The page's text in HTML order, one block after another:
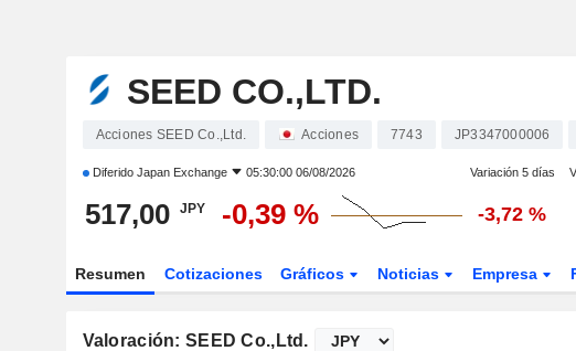
SEED CO.,LTD.
Acciones SEED Co.,Ltd. Acciones 7743 JP3347000006
Diferido Japan Exchange 05:30:00 06/08/2026 Variación 5 días
517,00 JPY -0,39 % -3,72 %
Resumen Cotizaciones Gráficos Noticias Empresa
Valoración: SEED Co.,Ltd.